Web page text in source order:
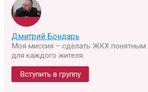
Дмитрий Бондарь
Моя миссия – сделать ЖКХ
для каждого жителя.
Вступить в группу